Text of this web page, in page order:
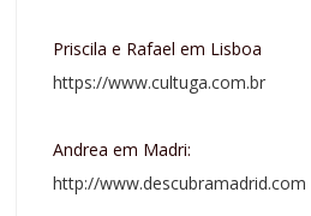
Priscila e Rafael em Lisboa
https://www.cultuga.com.br
Andrea em Madri:
http://www.descubramadrid.com